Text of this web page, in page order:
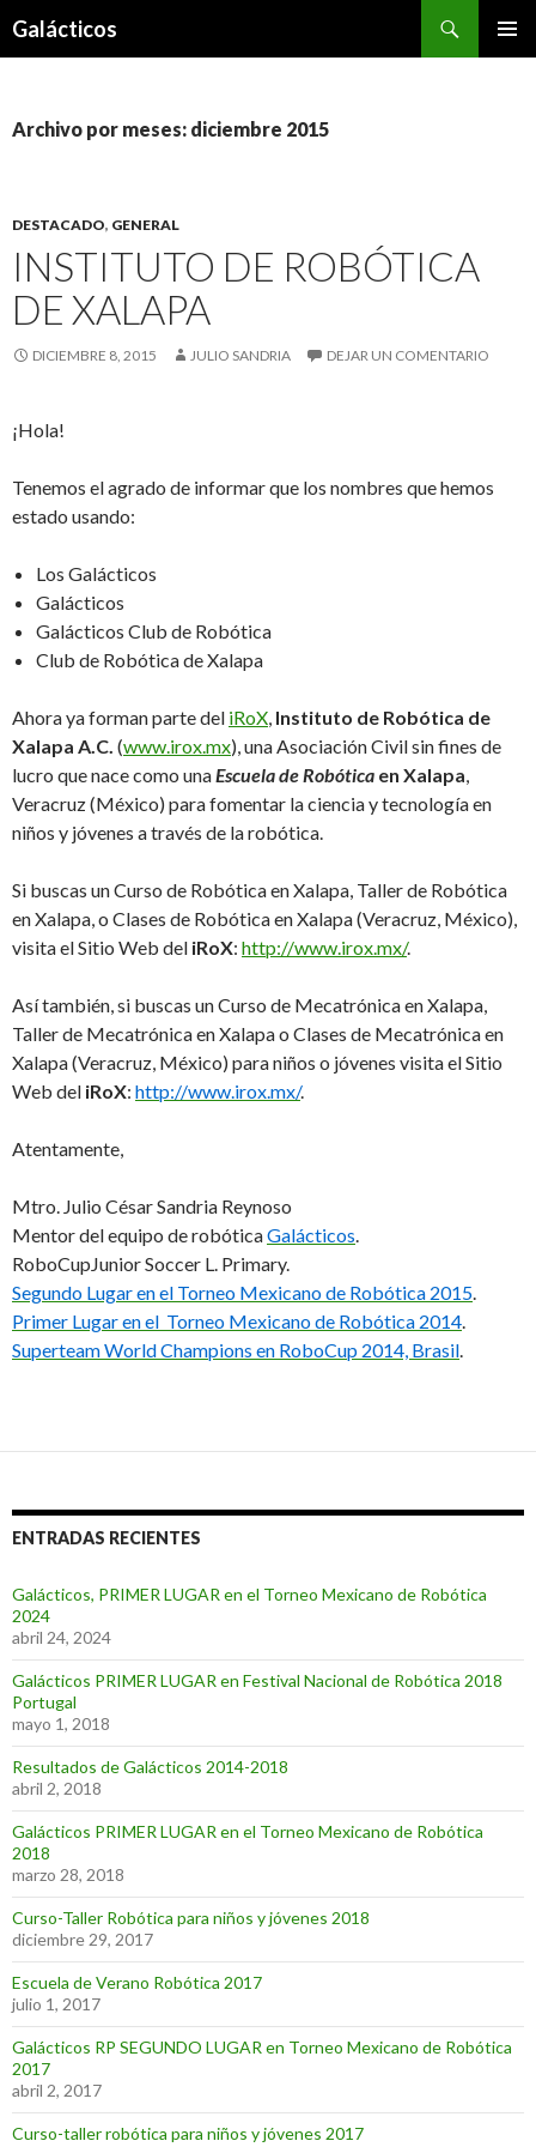
Galácticos
Archivo por meses: diciembre 2015
DESTACADO, GENERAL
INSTITUTO DE ROBÓTICA
DE XALAPA
DICIEMBRE 8, 2015 JULIO SANDRIA DEJAR UN COMENTARIO
¡Hola!
Tenemos el agrado de informar que los nombres que hemos
estado usando:
Los Galácticos
Galácticos
Galácticos Club de Robótica
Club de Robótica de Xalapa
Ahora ya forman parte del iRoX, Instituto de Robótica de
Xalapa A.C. (www.irox.mx), una Asociación Civil sin fines de
lucro que nace como unaEscuela de Robótica en Xalapa,
Veracruz (México) para fomentar la ciencia y tecnología en
niños y jóvenes a través de la robótica.
Si buscas un Curso de Robótica en Xalapa, Taller de Robótica
en Xalapa, o Clases de Robótica en Xalapa (Veracruz, México),
visita el Sitio Web del iRoX: http://www.irox.mx/.
Así también, si buscas un Curso de Mecatrónica en Xalapa,
Taller de Mecatrónica en Xalapa o Clases de Mecatrónica en
Xalapa (Veracruz, México) para niños o jóvenes visita el Sitio
Web del iRoX: http://www.irox.mx/.
Atentamente,
Mtro. Julio César Sandria Reynoso
Mentor del equipo de robóticaGalácticos.
RoboCupJunior Soccer L. Primary.
Segundo Lugar en el Torneo Mexicano de Robótica 2015.
Primer Lugar en el Torneo Mexicano de Robótica 2014.
Superteam World Champions en RoboCup 2014, Brasil.
ENTRADAS RECIENTES
Galácticos, PRIMER LUGAR en el Torneo Mexicano de Robótica
2024
abril 24, 2024
Galácticos PRIMER LUGAR en Festival Nacional de Robótica 2018
Portugal
mayo 1, 2018
Resultados de Galácticos 2014-2018
abril 2, 2018
Galácticos PRIMER LUGAR en el Torneo Mexicano de Robótica
2018
marzo 28, 2018
Curso-Taller Robótica para niños y jóvenes 2018
diciembre 29, 2017
Escuela de Verano Robótica 2017
julio 1, 2017
Galácticos RP SEGUNDO LUGAR en Torneo Mexicano de Robótica
2017
abril 2, 2017
Curso-taller robótica para niños y jóvenes 2017